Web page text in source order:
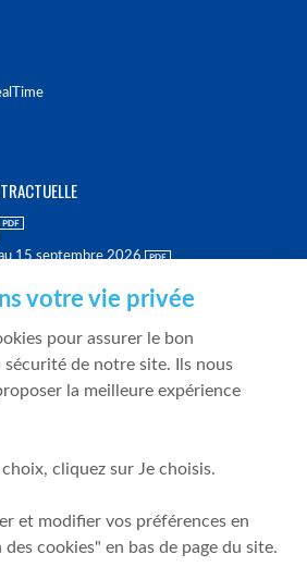
15 septembre 2026
et de résolution
votre vie privée
pour assurer le bon
de notre site. Ils nous
la meilleure expérience
cliquez sur Je choisis.
et modifier vos préférences en
cookies" en bas de page du site.